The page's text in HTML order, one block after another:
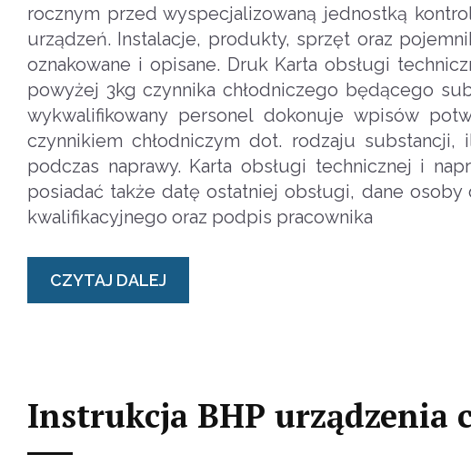
rocznym przed wyspecjalizowaną jednostką
urządzeń. Instalacje, produkty, sprzęt oraz
oznakowane i opisane. Druk Karta obsługi
powyżej 3kg czynnika chłodniczego będącego
wykwalifikowany personel dokonuje wpisów
czynnikiem chłodniczym dot. rodzaju
podczas naprawy. Karta obsługi technicznej i
posiadać także datę ostatniej obsługi, dane
kwalifikacyjnego oraz podpis pracownika
CZYTAJ DALEJ
Instrukcja BHP urządzenia